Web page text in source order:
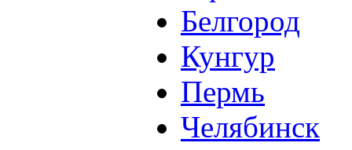
Белгород
Кунгур
Пермь
Челябинск